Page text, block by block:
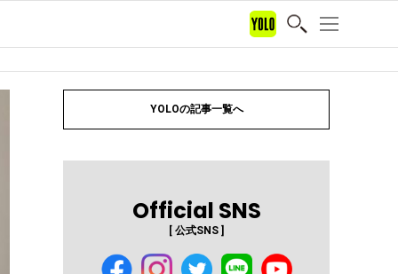
YOLOの記事一覧へ
Official SNS
[ 公式SNS ]